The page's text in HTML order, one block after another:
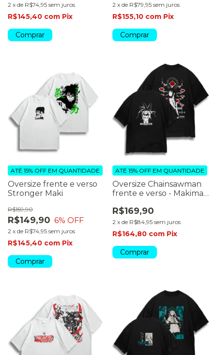
2 x de R$74,95 sem juros
R$145,40 com Pix
Comprar
2 x de R$79,95 sem juros
R$155,10 com Pix
Comprar
Oversize frente e verso
Stronger Maki
R$149,90
R$159,90
6% OFF
2 x de R$74,95 sem juros
ATÉ 15% OFF EM QUANTIDADE
R$145,40 com Pix
Comprar
Oversize Chainsawman
frente e verso - Makima
R$169,90
2 x de R$84,95 sem juros
ATÉ 15% OFF EM QUANTIDADE
R$164,80 com Pix
Comprar